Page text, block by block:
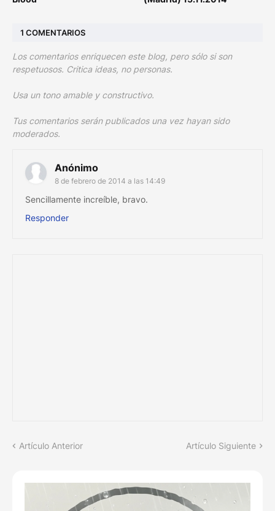
1 COMENTARIOS
Los comentarios enriquecen este blog, pero sólo si son
respetuosos. Critica ideas, no personas.
Usa un tono amable y constructivo.
Tus comentarios serán publicados una vez hayan sido
moderados.
Anónimo
8 de febrero de 2014 a las 14:49
Sencillamente increíble, bravo.
Responder
Artículo Anterior Artículo Siguiente